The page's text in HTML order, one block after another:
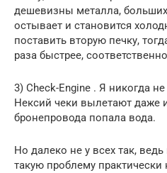
дешевизны металла,
остывает и становится
поставить вторую печку,
раза быстрее,
3) Check-Engine . Я никогда
Нексий чеки вылетают даже
бронепровода попала вода.
Но далеко не у всех так,
такую проблему практически